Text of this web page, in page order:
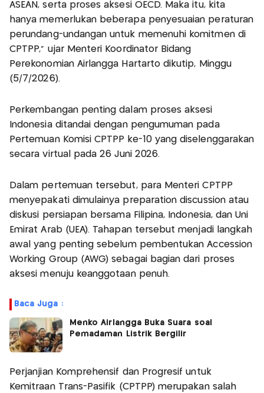
ASEAN, serta proses aksesi OECD. Maka itu, kita
hanya memerlukan beberapa penyesuaian peraturan
perundang-undangan untuk memenuhi komitmen di
CPTPP,” ujar Menteri Koordinator Bidang
Perekonomian Airlangga Hartarto dikutip, Minggu
(5/7/2026).
Perkembangan penting dalam proses aksesi
Indonesia ditandai dengan pengumuman pada
Pertemuan Komisi CPTPP ke-10 yang diselenggarakan
secara virtual pada 26 Juni 2026.
Dalam pertemuan tersebut, para Menteri CPTPP
menyepakati dimulainya preparation discussion atau
diskusi persiapan bersama Filipina, Indonesia, dan Uni
Emirat Arab (UEA). Tahapan tersebut menjadi langkah
awal yang penting sebelum pembentukan Accession
Working Group (AWG) sebagai bagian dari proses
aksesi menuju keanggotaan penuh.
Baca Juga :
Menko Airlangga Buka Suara soal
Pemadaman Listrik Bergilir
Perjanjian Komprehensif dan Progresif untuk
Kemitraan Trans-Pasifik (CPTPP) merupakan salah